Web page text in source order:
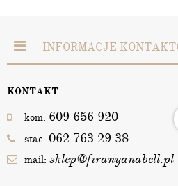
INFORMACJE
KONTAKT
kom. 609 656 920
stac. 062 763 29 38
mail: sklep@firanyanabell.pl